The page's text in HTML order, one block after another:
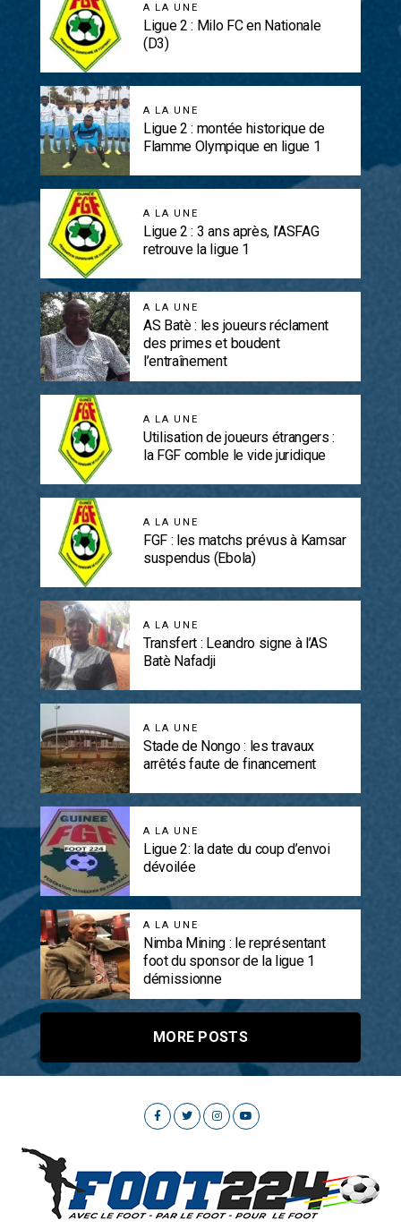
A LA UNE
Ligue 2 : Milo FC en Nationale
(D3)
A LA UNE
Ligue 2 : montée historique de
Flamme Olympique en ligue 1
A LA UNE
Ligue 2 : 3 ans après, l’ASFAG
retrouve la ligue 1
A LA UNE
AS Batè : les joueurs réclament
des primes et boudent
l’entraînement
A LA UNE
Utilisation de joueurs étrangers :
la FGF comble le vide juridique
A LA UNE
FGF : les matchs prévus à Kamsar
suspendus (Ebola)
A LA UNE
Transfert : Leandro signe à l’AS
Batè Nafadji
A LA UNE
Stade de Nongo : les travaux
arrêtés faute de financement
A LA UNE
Ligue 2: la date du coup d’envoi
dévoilée
A LA UNE
Nimba Mining : le représentant
foot du sponsor de la ligue 1
démissionne
MORE POSTS